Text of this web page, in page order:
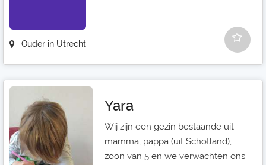
Ouder in Utrecht
Yara
Wij zijn een gezin bestaande uit
mamma, pappa (uit Schotland),
zoon van 5 en we verwachten ons